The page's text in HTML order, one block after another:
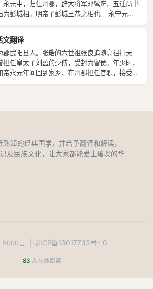
永元中，归仕州郡，辟大将军邓骘府，五迁尚书
为彭城相。明帝子彭城王恭之相也。 永宁元
非法家，而留心刑断，数与尚书辩正疑狱，多以
不能得。事已具
文翻译
郡武阳县人。张皓的六世祖张良追随高祖打天
任皇太子刘盈的少傅，受封为留侯。年少时，
帝永元年间回到家乡，在州郡担任官职，接受大
五次升迁，担任尚书仆射，八年后，出任彭城国
知的经典国学，并给予翻译和解读，
及民族文化，让大家都能爱上璀璨的华
5000言. | 鄂ICP备13017733号-10
83 人在线阅读